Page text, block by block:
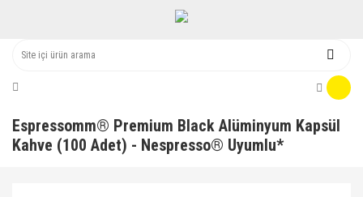
Espressomm® Premium Black Alüminyum Kapsül
Kahve (100 Adet) - Nespresso® Uyumlu*